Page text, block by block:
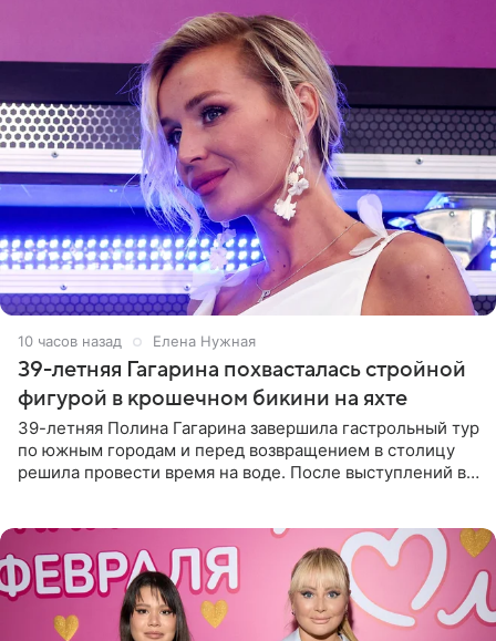
10 часов назад Елена Нужная
39-летняя Гагарина похвасталась стройной
фигурой в крошечном бикини на яхте
39-летняя Полина Гагарина завершила гастрольный тур
по южным городам и перед возвращением в столицу
решила провести время на воде. После выступлений в